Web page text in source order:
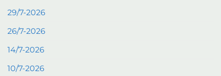
29/7-2026
26/7-2026
14/7-2026
10/7-2026